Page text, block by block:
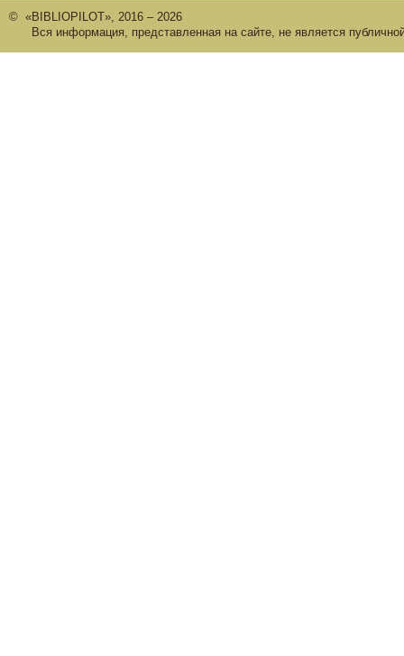
© «BIBLIOPILOT», 2016 – 2026
Вся информация, представленная на сайте, не является